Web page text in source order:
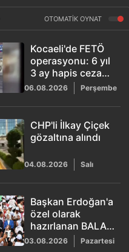
OTOMATİK OYNAT
Kocaeli'de FETÖ
operasyonu: 6 yıl
3 ay hapis cezası
bulunan ihraç
kıdemli albay
yakalandı
06.08.2026 Perşembe
CHP'li İlkay Çiçek
gözaltına alındı
04.08.2026 Salı
Başkan Erdoğan'a
özel olarak
hazırlanan BALA
şarkısı yayımlandı
03.08.2026 Pazartesi